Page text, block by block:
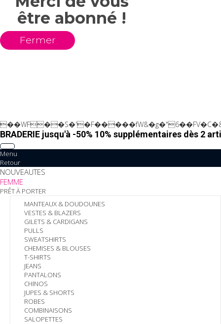
être abonné !
Fermer
BRADERIE jusqu'à -50% 10% supplémentaires dès 2
Menu
Retour
NOUVEAUTES
FEMME
PRÊT À PORTER
MANTEAUX & DOUDOUNES
VESTES & BLAZERS
GILETS & CARDIGANS
PULLS
SWEATSHIRTS
CHEMISES & BLOUSES
T-SHIRTS
JEANS
PANTALONS
CHINOS
JUPES & SHORTS
ROBES
COMBINAISONS
SALOPETTES